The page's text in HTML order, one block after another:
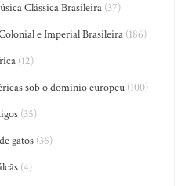
Clássica Brasileira (37)
e Imperial Brasileira (186)
(12)
sob o domínio europeu(100)
(35)
gatos (36)
(4)